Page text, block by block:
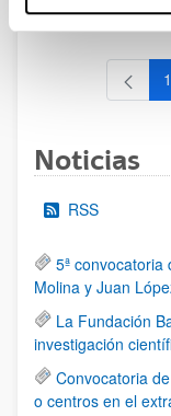
1
Noticias
RSS
5ª
Molina y Juan
La Fundación
investigación
Convocatoria
o centros en el